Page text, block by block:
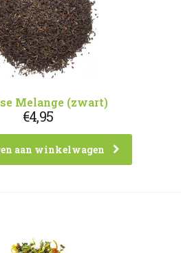
Melange (zwart)
€4,95
aan winkelwagen